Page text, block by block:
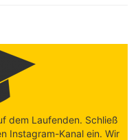
dem Laufenden. Schließ
Instagram-Kanal ein. Wir